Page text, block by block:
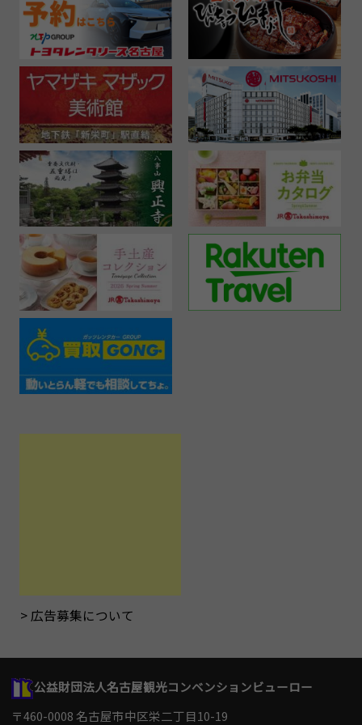
広告募集について
公益財団法人名古屋観光コンベンションビューロー
〒460-0008 名古屋市中区栄二丁目10-19